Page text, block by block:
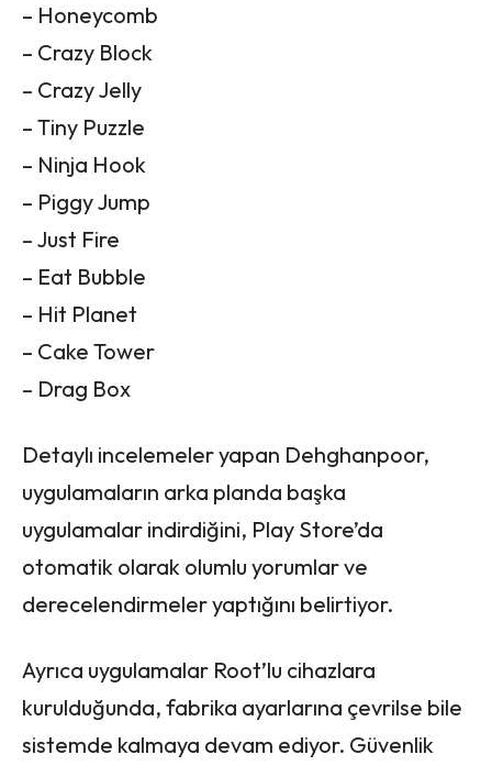
– Honeycomb
– Crazy Block
– Crazy Jelly
– Tiny Puzzle
– Ninja Hook
– Piggy Jump
– Just Fire
– Eat Bubble
– Hit Planet
– Cake Tower
– Drag Box
Detaylı incelemeler yapan Dehghanpoor,
uygulamaların arka planda başka
uygulamalar indirdiğini, Play Store’da
otomatik olarak olumlu yorumlar ve
derecelendirmeler yaptığını belirtiyor.
Ayrıca uygulamalar Root’lu cihazlara
kurulduğunda, fabrika ayarlarına çevrilse bile
sistemde kalmaya devam ediyor. Güvenlik